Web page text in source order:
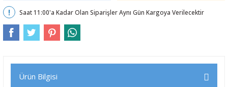
Saat 11:00'a Kadar Olan Siparişler Aynı Gün Kargoya Verilecektir
Ürün Bilgisi